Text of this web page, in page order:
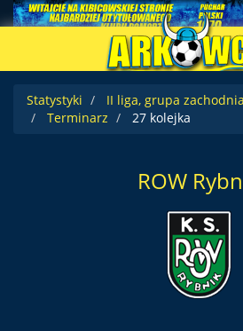
Statystyki
II liga, grupa
Terminarz
27 kolejka
ROW